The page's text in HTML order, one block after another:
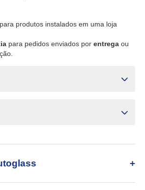
para produtos instalados em uma loja
para pedidos enviados por entrega ou